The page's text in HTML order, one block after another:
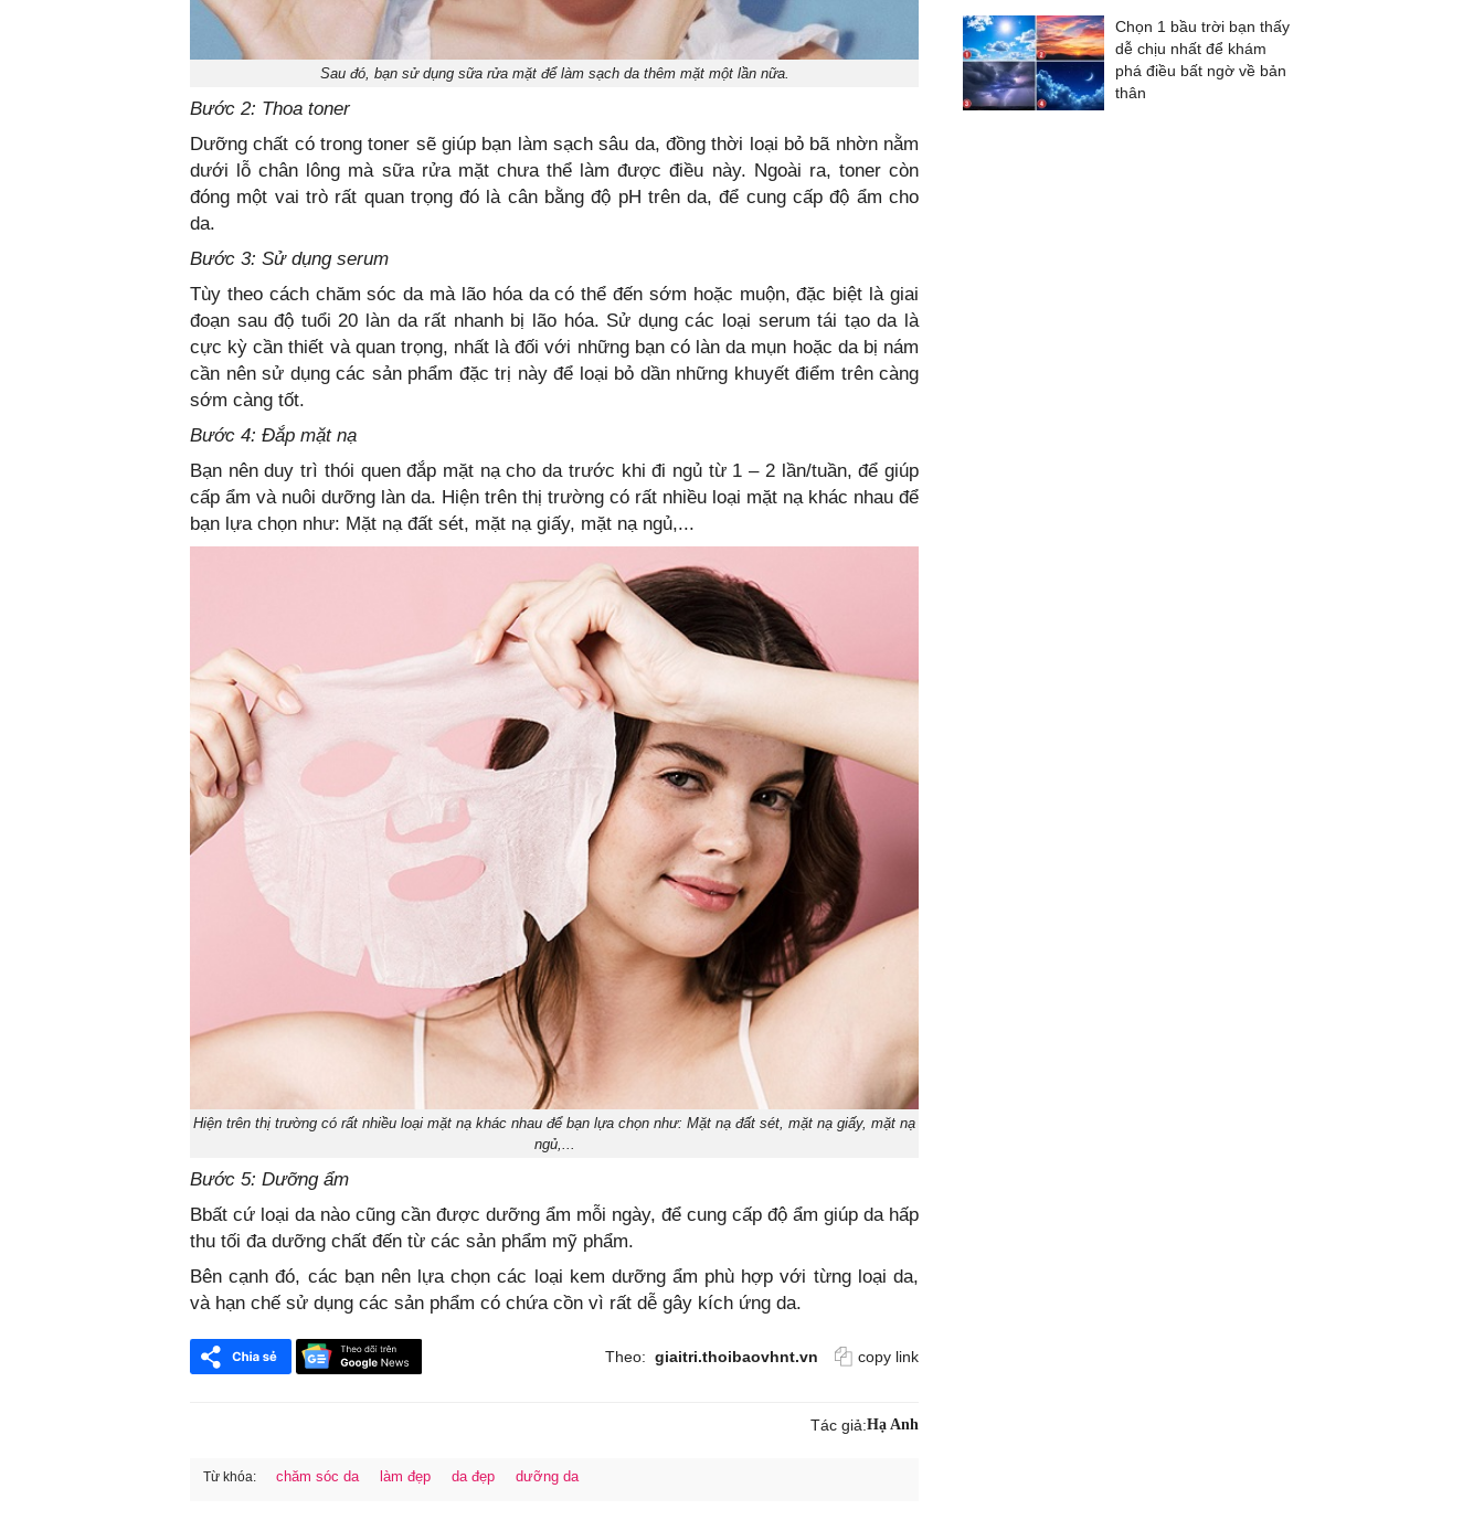
Sau đó, bạn sử dụng sữa rửa mặt để làm sạch da thêm mặt một lần nữa.
Bước 2: Thoa toner
Dưỡng chất có trong toner sẽ giúp bạn làm sạch sâu da, đồng thời loại bỏ bã nhờn nằm
dưới lỗ chân lông mà sữa rửa mặt chưa thể làm được điều này. Ngoài ra, toner còn
đóng một vai trò rất quan trọng đó là cân bằng độ pH trên da, để cung cấp độ ẩm cho
da.
Bước 3: Sử dụng serum
Tùy theo cách chăm sóc da mà lão hóa da có thể đến sớm hoặc muộn, đặc biệt là giai
đoạn sau độ tuổi 20 làn da rất nhanh bị lão hóa. Sử dụng các loại serum tái tạo da là
cực kỳ cần thiết và quan trọng, nhất là đối với những bạn có làn da mụn hoặc da bị nám
cần nên sử dụng các sản phẩm đặc trị này để loại bỏ dần những khuyết điểm trên càng
sớm càng tốt.
Bước 4: Đắp mặt nạ
Bạn nên duy trì thói quen đắp mặt nạ cho da trước khi đi ngủ từ 1 – 2 lần/tuần, để giúp
cấp ẩm và nuôi dưỡng làn da. Hiện trên thị trường có rất nhiều loại mặt nạ khác nhau để
bạn lựa chọn như: Mặt nạ đất sét, mặt nạ giấy, mặt nạ ngủ,...
Hiện trên thị trường có rất nhiều loại mặt nạ khác nhau để bạn lựa chọn như: Mặt nạ đất sét, mặt nạ giấy, mặt nạ
ngủ,...
Bước 5: Dưỡng ẩm
Bbất cứ loại da nào cũng cần được dưỡng ẩm mỗi ngày, để cung cấp độ ẩm giúp da hấp
thu tối đa dưỡng chất đến từ các sản phẩm mỹ phẩm.
Bên cạnh đó, các bạn nên lựa chọn các loại kem dưỡng ẩm phù hợp với từng loại da,
và hạn chế sử dụng các sản phẩm có chứa cồn vì rất dễ gây kích ứng da.
Theo: giaitri.thoibaovhnt.vn copy link
Tác giả:Hạ Anh
Từ khóa: chăm sóc da làm đẹp da đẹp dưỡng da
Chọn 1 bầu trời bạn thấy
dễ chịu nhất để khám
phá điều bất ngờ về bản
thân